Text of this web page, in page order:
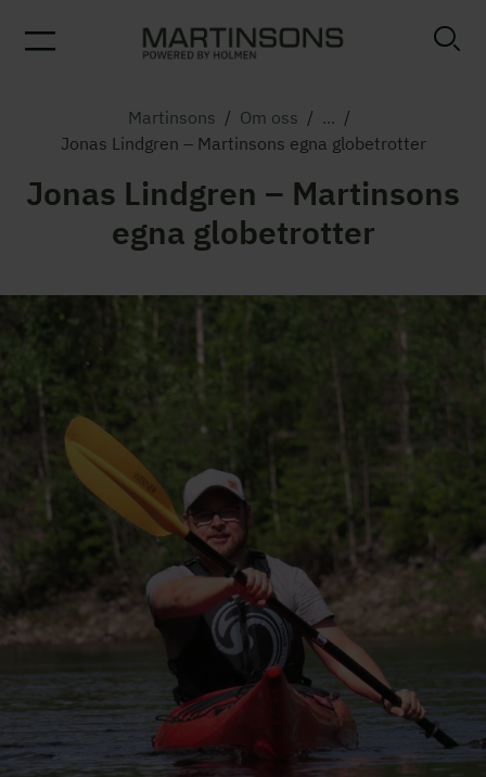
Martinsons / Om oss / ... /
Jonas Lindgren – Martinsons egna globetrotter
Jonas Lindgren – Martinsons
egna globetrotter